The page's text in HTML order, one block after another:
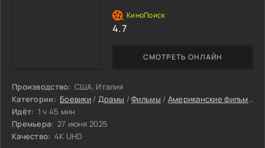
Производство: США, Италия
Категории: Боевики / Драмы /Фильмы / Американские фильмы
Идёт: 1 ч 45 мин
Премьера: 27 июня 2025
Качество: 4K UHD
СМОТРЕТЬ ОНЛАЙН
4.7